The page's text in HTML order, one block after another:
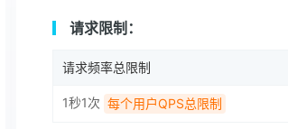
请求限制：
请求频率总限制
1秒1次 每个用户QPS总限制